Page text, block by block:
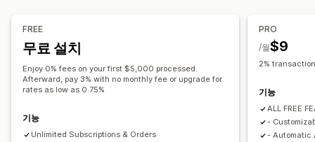
프리미엄(Freemium)
사용자별 요금제
사용자 지정 가격 책정
분석
전환율
FREE
무료 설치
Enjoy 0% fees on your first $5,000 processed.
Afterward, pay 3% with no monthly fee or upgrade for
rates as low as 0.75%
기능
Unlimited Subscriptions & Orders
PRO
$9
/월
2%
기능
ALL FREE
-
- Automatic